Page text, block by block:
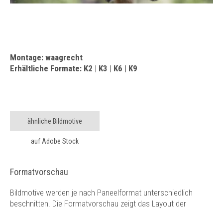
Montage: waagrecht
Erhältliche Formate: K2 | K3 | K6 | K9
ähnliche Bildmotive
auf Adobe Stock
Formatvorschau
Bildmotive werden je nach Paneelformat unterschiedlich
beschnitten. Die Formatvorschau zeigt das Layout der